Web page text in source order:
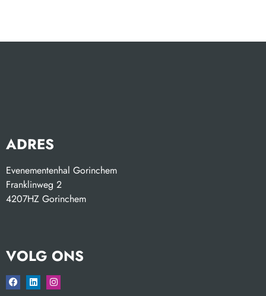
ADRES
Evenementenhal Gorinchem
Franklinweg 2
4207HZ Gorinchem
VOLG ONS